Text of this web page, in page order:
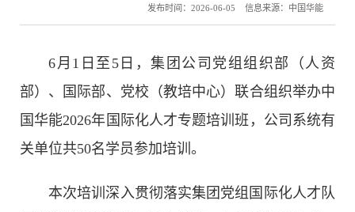
发布时间：2026-06-05 信息来源：中国华能
6月1日至5日，集团公司党组组织部（人资
部）、国际部、党校（教培中心）联合组织举办中
国华能2026年国际化人才专题培训班，公司系统有
关单位共50名学员参加培训。
本次培训深入贯彻落实集团党组国际化人才队